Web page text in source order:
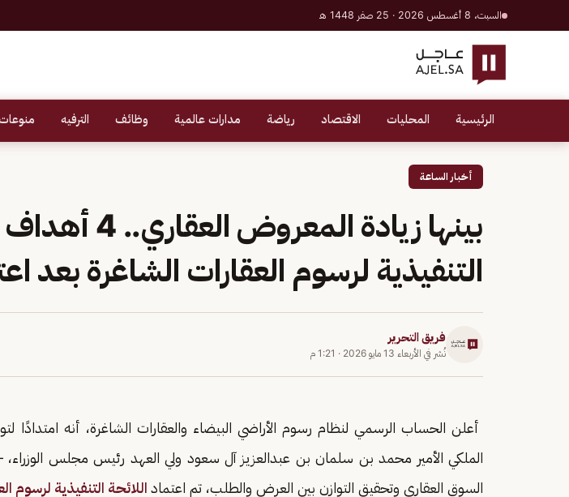
السبت، 8 أغسطس 2026 · 25 صفر 1448 هـ
الرئيسية المحليات الاقتصاد رياضة مدارات عالمية وظائف الترفيه
أخبار الساعة
بينها زيادة المعروض
التنفيذية لرسوم العقارات الشاغرة بعد
فريق التحرير
نُشر في الأربعاء 13 مايو 2026 · 1:21 م
أعلن الحساب الرسمي لنظام رسوم الأراضي البيضاء والعقارات الشاغرة، أنه
الملكي الأمير محمد بن سلمان بن عبدالعزيز آل سعود ولي العهد رئيس مجلس
السوق العقاري وتحقيق التوازن بين العرض والطلب، تم اعتماد اللائحة التنفيذية لرسوم